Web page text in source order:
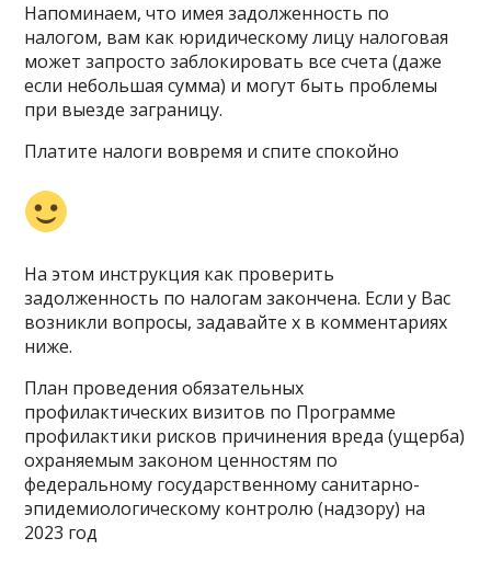
Напоминаем, что имея задолженность по
налогом, вам как юридическому лицу налоговая
может запросто заблокировать все счета (даже
если небольшая сумма) и могут быть проблемы
при выезде заграницу.
Платите налоги вовремя и спите спокойно
На этом инструкция как проверить
задолженность по налогам закончена. Если у Вас
возникли вопросы, задавайте х в комментариях
ниже.
План проведения обязательных
профилактических визитов по Программе
профилактики рисков причинения вреда (ущерба)
охраняемым законом ценностям по
федеральному государственному санитарно-
эпидемиологическому контролю (надзору) на
2023 год